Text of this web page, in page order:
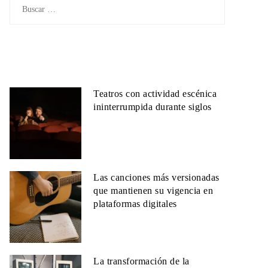
Teatros con actividad escénica
ininterrumpida durante siglos
Las canciones más versionadas
que mantienen su vigencia en
plataformas digitales
La transformación de la